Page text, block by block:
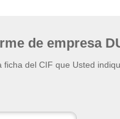
de empresa
del CIF que Usted